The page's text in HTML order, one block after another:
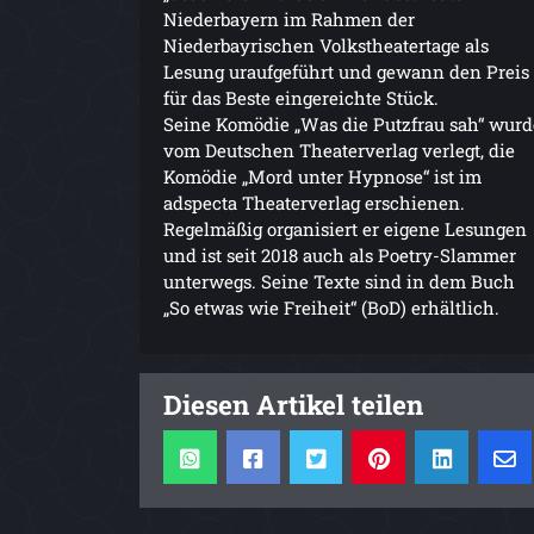
Niederbayern im Rahmen der
Niederbayrischen Volkstheatertage als
Lesung uraufgeführt und gewann den Preis
für das Beste eingereichte Stück.
Seine Komödie „Was die Putzfrau sah“
vom Deutschen Theaterverlag verlegt, die
Komödie „Mord unter Hypnose“ ist im
adspecta Theaterverlag erschienen.
Regelmäßig organisiert er eigene Lesungen
und ist seit 2018 auch als Poetry-Slammer
unterwegs. Seine Texte sind in dem Buch
„So etwas wie Freiheit“ (BoD) erhältlich.
Diesen Artikel teilen